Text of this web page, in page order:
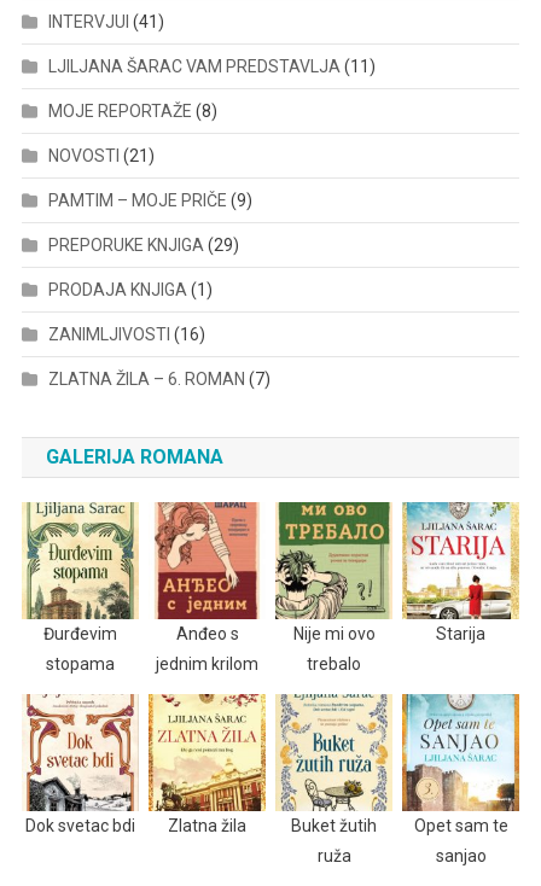
INTERVJUI (41)
LJILJANA ŠARAC VAM PREDSTAVLJA (11)
MOJE REPORTAŽE (8)
NOVOSTI (21)
PAMTIM – MOJE PRIČE (9)
PREPORUKE KNJIGA (29)
PRODAJA KNJIGA (1)
ZANIMLJIVOSTI (16)
ZLATNA ŽILA – 6. ROMAN (7)
GALERIJA ROMANA
Đurđevim
stopama
Anđeo s
jednim krilom
Nije mi ovo
trebalo
Starija
Dok svetac bdi Zlatna žila
Buket žutih
ruža
Opet sam te
sanjao